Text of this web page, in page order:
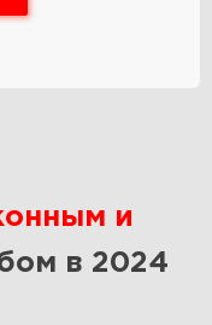
и
в 2024